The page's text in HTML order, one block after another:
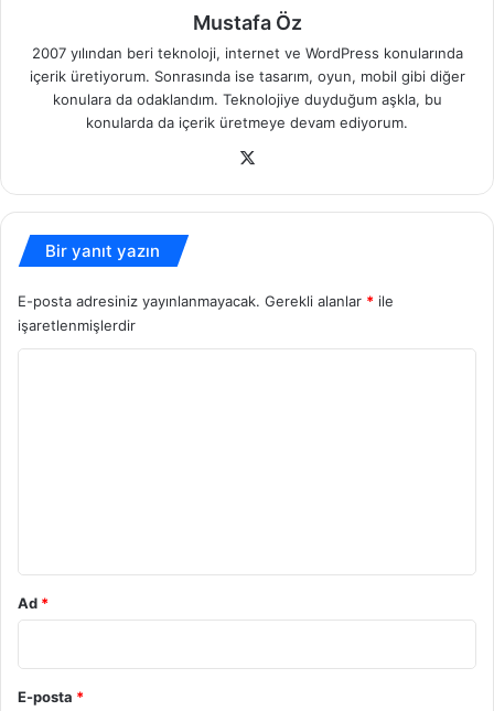
Mustafa Öz
2007 yılından beri teknoloji, internet ve WordPress konularında
içerik üretiyorum. Sonrasında ise tasarım, oyun, mobil gibi diğer
konulara da odaklandım. Teknolojiye duyduğum aşkla, bu
konularda da içerik üretmeye devam ediyorum.
Bir yanıt yazın
E-posta adresiniz yayınlanmayacak. Gerekli alanlar * ile
işaretlenmişlerdir
Ad *
E-posta *